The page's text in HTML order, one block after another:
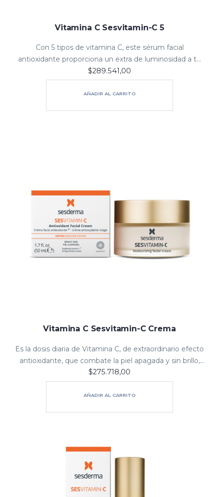
Vitamina C Sesvitamin-C 5
Con 5 tipos de vitamina C, este sérum facial
antioxidante proporciona un extra de luminosidad a tu
piel y ayuda a frenar los signos de la edad.
Además, sus ingredientes como…
$289.541,00
AÑADIR AL CARRITO
Vitamina C Sesvitamin-C Crema
Es la dosis diaria de Vitamina C, de extraordinario efecto
antioxidante, que combate la piel apagada y sin brillo,
recupera el tono uniforme y la luminosidad natural de la
piel….
$275.718,00
AÑADIR AL CARRITO